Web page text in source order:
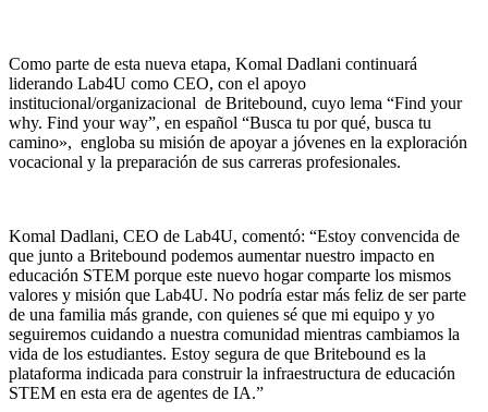
Como parte de esta nueva etapa, Komal Dadlani continuará
liderando Lab4U como CEO, con el apoyo
institucional/organizacional de Britebound, cuyo lema “Find your
why. Find your way”, en español “Busca tu por qué, busca tu
camino», engloba su misión de apoyar a jóvenes en la exploración
vocacional y la preparación de sus carreras profesionales.
Komal Dadlani, CEO de Lab4U, comentó: “Estoy convencida de
que junto a Britebound podemos aumentar nuestro impacto en
educación STEM porque este nuevo hogar comparte los mismos
valores y misión que Lab4U. No podría estar más feliz de ser parte
de una familia más grande, con quienes sé que mi equipo y yo
seguiremos cuidando a nuestra comunidad mientras cambiamos la
vida de los estudiantes. Estoy segura de que Britebound es la
plataforma indicada para construir la infraestructura de educación
STEM en esta era de agentes de IA.”